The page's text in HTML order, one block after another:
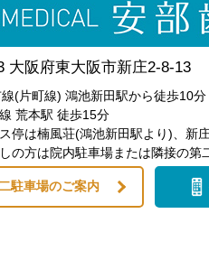
大阪府東大阪市新庄2-8-13
線(片町線) 鴻池新田駅から徒歩10分
荒本駅 徒歩15分
停は楠風荘(鴻池新田駅より)、新
の方は院内駐車場または隣接の第
駐車場のご案内